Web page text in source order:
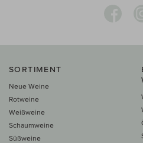
SORTIMENT
Neue Weine
Rotweine
Weißweine
Schaumweine
Süßweine